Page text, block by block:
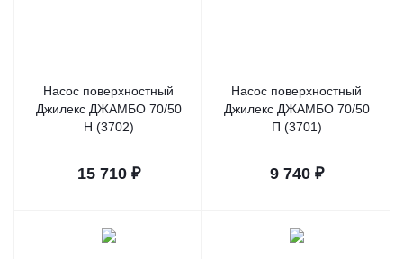
Насос поверхностный
Джилекс ДЖАМБО 70/50
Н (3702)
15 710₽
Насос поверхностный
Джилекс ДЖАМБО 70/50
П (3701)
9 740₽